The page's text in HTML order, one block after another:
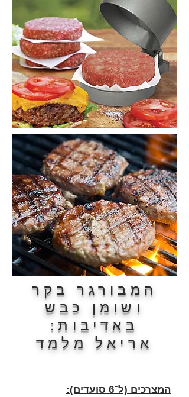
המבורגר בקר
ושומן כבש
באדיבות:
אריאל מלמד
המצרכים (ל־6 סועדים):